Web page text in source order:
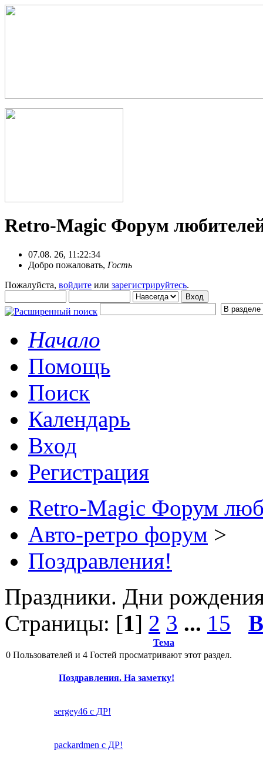
Retro-Magic Форум
07.08. 26, 11:22:34
Добро пожаловать, Гость
Пожалуйста, войдите или зарегистрируйтесь.
Начало
Помощь
Поиск
Календарь
Вход
Регистрация
Retro-Magic Форум
Авто-ретро форум >
Поздравления!
Праздники. Дни
Страницы: [1] 2 3 ... 15
Тема
0 Пользователей и 4 Гостей просматривают этот раздел.
Поздравления. На заметку!
sergey46 с ДР!
packardmen с ДР!